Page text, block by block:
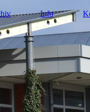
Info